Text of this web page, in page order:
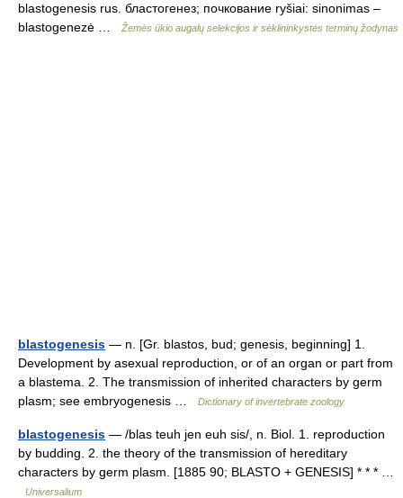
blastogenesis rus. бластогенез; почкование ryšiai: sinonimas –
blastogenezė …
Žemės ūkio augalų selekcijos ir sėklininkystės terminų žodynas
blastogenesis — n. [Gr. blastos, bud; genesis, beginning] 1.
Development by asexual reproduction, or of an organ or part from
a blastema. 2. The transmission of inherited characters by germ
plasm; see embryogenesis …
Dictionary of invertebrate zoology
blastogenesis — /blas teuh jen euh sis/, n. Biol. 1. reproduction
by budding. 2. the theory of the transmission of hereditary
characters by germ plasm. [1885 90; BLASTO + GENESIS] * * * …
Universalium